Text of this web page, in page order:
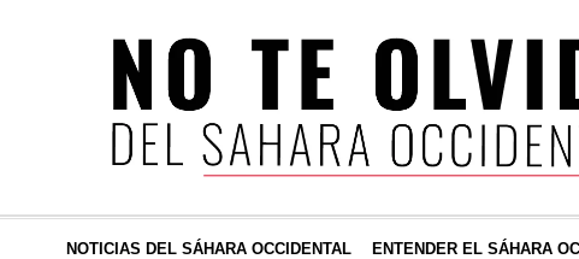
NOTICIAS DEL SÁHARA OCCIDENTAL ENTENDER EL SÁHARA